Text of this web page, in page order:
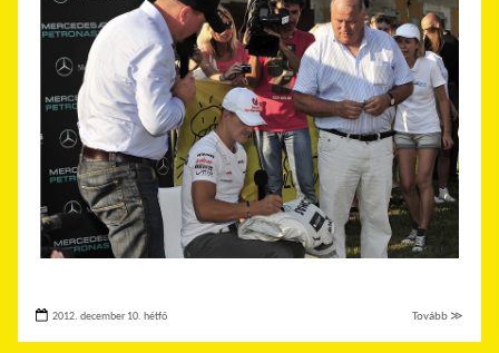
2012. december 10. hétfő Tovább ≫